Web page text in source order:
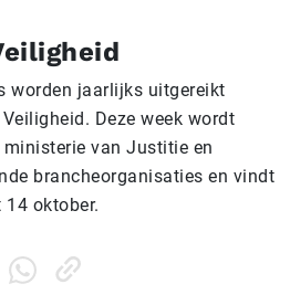
worden jaarlijks uitgereikt
Deze week wordt
van Justitie en
brancheorganisaties en vindt
oktober.